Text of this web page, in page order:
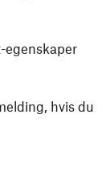
egenskaper
hvis du